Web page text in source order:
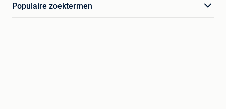
Populaire zoektermen